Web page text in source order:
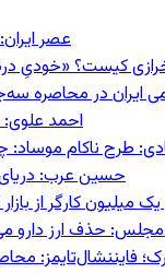
عصر ایران: ۶ شرط ایران برای بازگشایی تنگه هرمز
کیست؟ «خودیِ
ایران در محاصره
احمد
طرح ناکام
حسین عرب:
کارگر از بازار کار
۱۴۰۶ را به «سال کشتار
فایننشال‌تایمز: